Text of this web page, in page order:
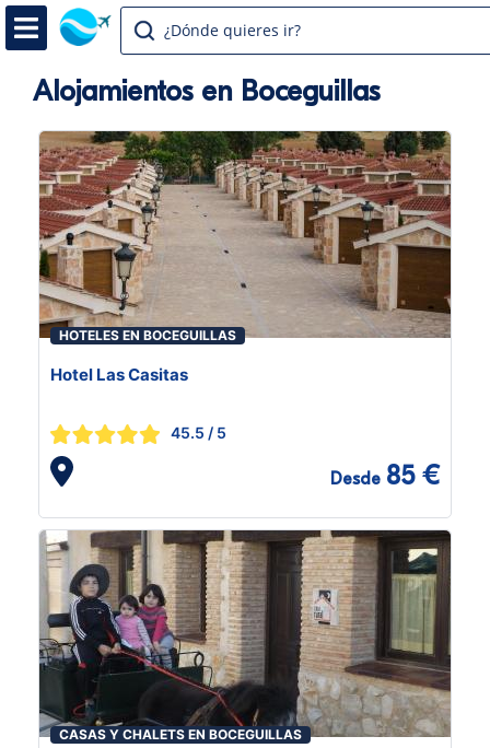
¿Dónde quieres ir?
Alojamientos en Boceguillas
HOTELES EN BOCEGUILLAS
Hotel Las Casitas
45.5 / 5
Desde 85 €
CASAS Y CHALETS EN BOCEGUILLAS